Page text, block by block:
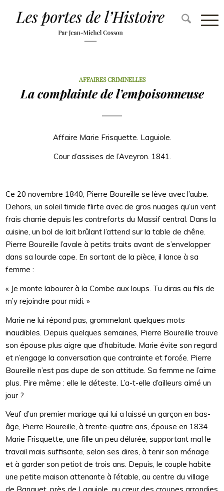
AFFAIRES CRIMINELLES
La complainte de l’empoisonneuse
Affaire Marie Frisquette. Laguiole.
Cour d’assises de l’Aveyron. 1841.
Ce 20 novembre 1840, Pierre Boureille se lève avec l’aube.
Dehors, un soleil timide flirte avec de gros nuages qu’un vent
frais charrie depuis les contreforts du Massif central. Dans la
cuisine, un bol de lait brûlant l’attend sur la table de chêne.
Pierre Boureille l’avale à petits traits avant de s’envelopper
dans sa lourde cape. En sortant de la pièce, il lance à sa
femme :
« Je monte labourer à la Combe aux loups. Tu diras au fils de
m’y rejoindre pour midi. »
Marie ne lui répond pas, grommelant quelques mots
inaudibles. Depuis quelques semaines, Pierre Boureille trouve
son épouse plus aigre que d’habitude. Marie évite son regard
et n’engage la conversation que contrainte et forcée. Pierre
Boureille n’est pas dupe de son attitude. Sa femme ne l’aime
plus. Pire même : elle le déteste. L’a-t-elle d’ailleurs aimé un
jour ?
Veuf d’un premier mariage qui lui a laissé un garçon en bas-
âge, Pierre Boureille, à trente-quatre ans, épouse en 1834
Marie Frisquette, une fille un peu délurée, supportant mal le
travail mais suffisante, selon ses dires, à tenir son ménage
et à garder son petiot de trois ans. Depuis, le couple habite
une petite maison attenante à l’étable, au centre du village